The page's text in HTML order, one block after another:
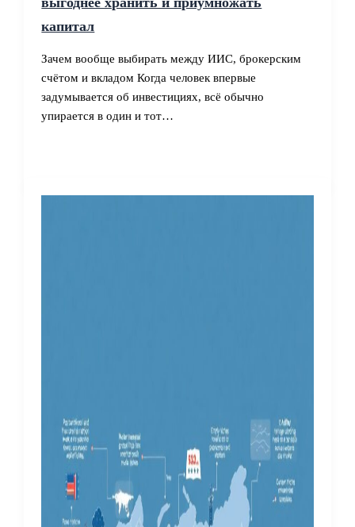
капитал
Зачем вообще выбирать между ИИС, брокерским
счётом и вкладом Когда человек впервые
задумывается об инвестициях, всё обычно
упирается в один и тот…